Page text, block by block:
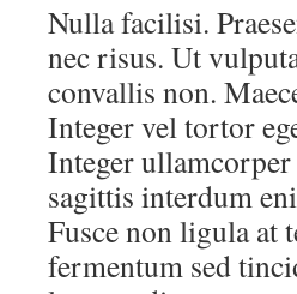
Nulla facilisi.
nec risus. Ut
convallis non.
Integer vel tortor
Integer ullamcorper
sagittis interdum
Fusce non ligula at
fermentum sed